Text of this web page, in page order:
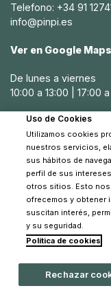
en cunas portátiles,
necesario para el
padres invertir en
confiables sin
Productos
biberones y
Friday
Durante el Black
grandes ofertas en
bebés, como
fundamental para
durante las
descuentos
Además, Pinpi
alimentación
cubiertos y vajillas
Telefono: +34 91
info@pinpi.es
Ver en Google Maps
De lunes a viernes
10:00 a 13:00 | 17:00
Sábados
10:30 a 14:00
© 2026 Pinpi
Uso de Cookies
Utilizamos cookies
nuestros servicios,
sus hábitos de
perfil de sus
otros sitios. Esto nos
ofrecemos y obtener
suscitan interés,
y su seguridad.
Política de cookies
Rechazar